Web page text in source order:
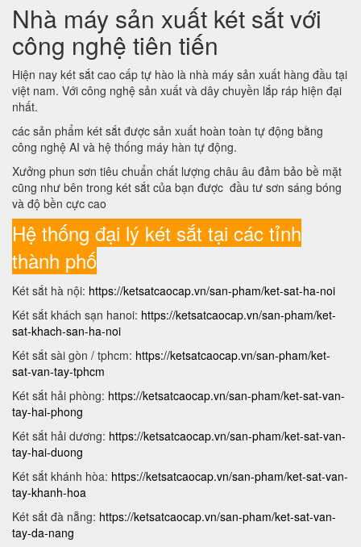
Nhà máy sản xuất két sắt với
công nghệ tiên tiến
Hiện nay két sắt cao cấp tự hào là nhà máy sản xuất hàng đầu tại
việt nam. Với công nghệ sản xuất và dây chuyền lắp ráp hiện đại
nhất.
các sản phẩm két sắt được sản xuất hoàn toàn tự động bằng
công nghệ AI và hệ thống máy hàn tự động.
Xưởng phun sơn tiêu chuẩn chất lượng châu âu đảm bảo bề mặt
cũng như bên trong két sắt của bạn được đầu tư sơn sáng bóng
và độ bền cực cao
Hệ thống đại lý két sắt tại các tỉnh
thành phố
Két sắt hà nội: https://ketsatcaocap.vn/san-pham/ket-sat-ha-noi
Két sắt khách sạn hanoi: https://ketsatcaocap.vn/san-pham/ket-
sat-khach-san-ha-noi
Két sắt sài gòn / tphcm: https://ketsatcaocap.vn/san-pham/ket-
sat-van-tay-tphcm
Két sắt hải phòng: https://ketsatcaocap.vn/san-pham/ket-sat-van-
tay-hai-phong
Két sắt hải dương: https://ketsatcaocap.vn/san-pham/ket-sat-van-
tay-hai-duong
Két sắt khánh hòa: https://ketsatcaocap.vn/san-pham/ket-sat-van-
tay-khanh-hoa
Két sắt đà nẵng: https://ketsatcaocap.vn/san-pham/ket-sat-van-
tay-da-nang